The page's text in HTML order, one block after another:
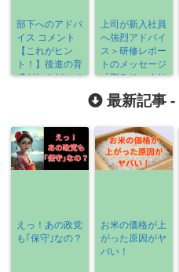
部下へのアドバ
イス コメント
【これがヒン
ト！】後進の育
成がしんどいメ
上司が新入社員
へ強烈アドバイ
ス＞研修レポー
トのメッセージ
「脳みそへすり
込むのだ」
最新記事 -
えっ！あの政党
も｢保守｣なの？
お米の価格が上
がった原因がヤ
バい！